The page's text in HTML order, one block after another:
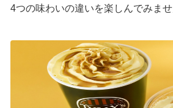
4つの味わいの違いを楽しんでみま
グァテマラコーヒー体験イベントも